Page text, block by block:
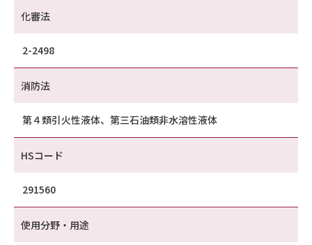
化審法
2-2498
消防法
第４類引火性液体、第三石油類非水溶性液体
HSコード
291560
使用分野・用途